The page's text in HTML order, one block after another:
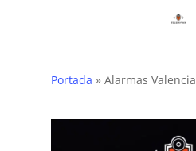
Portada » Alarmas Valencia